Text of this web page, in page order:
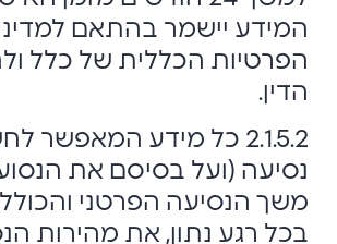
המידע יישמר בהתאם
הפרטיות הכללית של כלל
הדין.
2.1.5.2 כל מידע המאפשר
נסיעה (ועל בסיסם את
משך הנסיעה הפרטני
בכל רגע נתון, את מהירות